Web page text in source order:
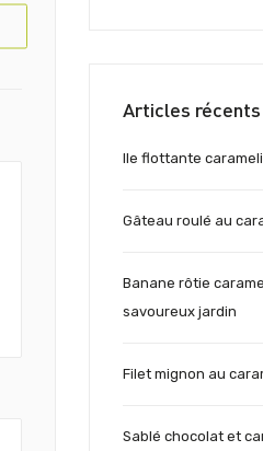
Articles récents
Ile flottante
Gâteau roulé au
Banane rôtie
savoureux jardin
Filet mignon au
Sablé chocolat et